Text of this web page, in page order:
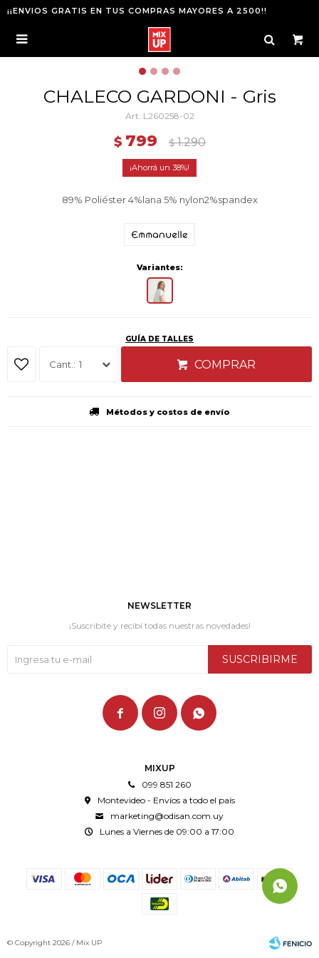
¡¡ENVIOS GRATIS EN TUS COMPRAS MAYORES A 2500!!

CHALECO GARDONI - Gris
L260258-02
$ 799 $ 1.290
38
89% Poliéster 4%lana 5% nylon2%spandex
Variantes:
GUÍA DE TALLES
1 COMPRAR
Métodos y costos de envío
MIXUP
099 851 260
Montevideo - Envíos a todo el país
marketing@odisan.com.uy
Lunes a Viernes de 09:00 a 17:00
NEWSLETTER
¡Suscribite y recibí todas nuestras novedades!
SUSCRIBIRME
  
© Copyright 2026 / Mix UP